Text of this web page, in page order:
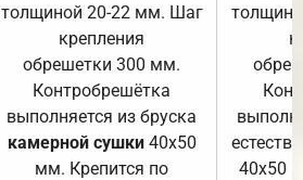
толщиной 20-22 мм. Шаг
крепления
обрешетки 300 мм.
Контробрешётка
выполняется из бруска
камерной сушки40х50
мм. Крепится по
40х50